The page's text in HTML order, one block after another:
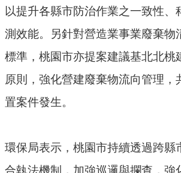
垃
圾
清
運
眾
回
以提升各縣市防治作業之一致性、
測效能。另針對營造業事業廢棄物
標準，桃園市亦提案建議基北北桃
原則，強化營建廢棄物流向管理，
置案件發生。
環保局表示，桃園市持續透過跨縣
合執法機制，加強巡邏與攔查，強